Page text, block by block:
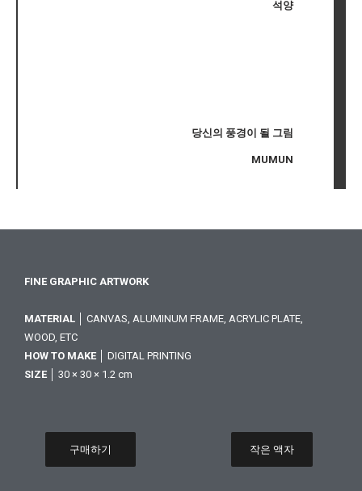
석양
당신의 풍경이 될 그림
MUMUN
FINE GRAPHIC ARTWORK
MATERIAL │ CANVAS, ALUMINUM FRAME, ACRYLIC PLATE,
WOOD, ETC
HOW TO MAKE │ DIGITAL PRINTING
SIZE │ 30 × 30 × 1.2 cm
구매하기 작은 액자